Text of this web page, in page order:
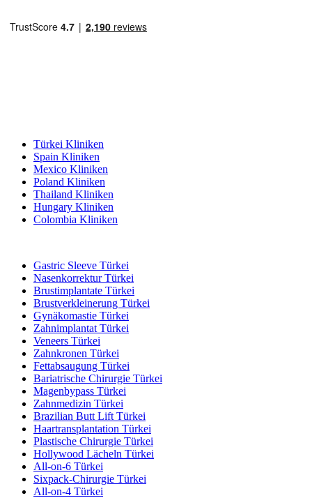
Türkei Kliniken
Spain Kliniken
Mexico Kliniken
Poland Kliniken
Thailand Kliniken
Hungary Kliniken
Colombia Kliniken
Gastric Sleeve Türkei
Nasenkorrektur Türkei
Brustimplantate Türkei
Brustverkleinerung Türkei
Gynäkomastie Türkei
Zahnimplantat Türkei
Veneers Türkei
Zahnkronen Türkei
Fettabsaugung Türkei
Bariatrische Chirurgie Türkei
Magenbypass Türkei
Zahnmedizin Türkei
Brazilian Butt Lift Türkei
Haartransplantation Türkei
Plastische Chirurgie Türkei
Hollywood Lächeln Türkei
All-on-6 Türkei
Sixpack-Chirurgie Türkei
All-on-4 Türkei